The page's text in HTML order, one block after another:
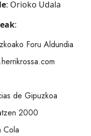
: Orioko Udala
:
Foru Aldundia
de Gipuzkoa
2000
Cola